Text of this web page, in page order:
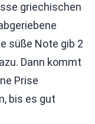
griechischen
süße Note gib 2
Dann kommt
Prise
bis es gut